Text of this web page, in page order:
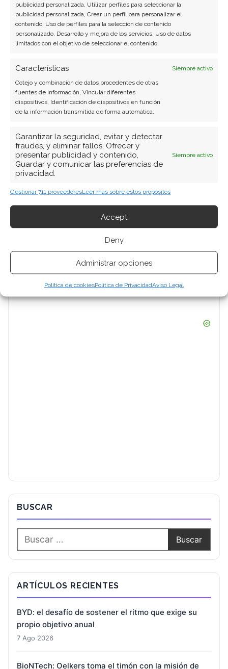
publicidad personalizada, Utilizar perfiles para seleccionar la
publicidad personalizada, Crear un perfil para personalizar el
contenido, Uso de perfiles para la selección de contenido
personalizado, Desarrollo y mejora de los servicios, Uso de datos
limitados con el objetivo de seleccionar el contenido.
Características
Siempre activo
Cotejo y combinación de datos procedentes de otras
fuentes de información, Vincular diferentes
dispositivos, Identificación de dispositivos en función
de la información transmitida de forma automática.
Garantizar la seguridad, evitar y detectar
fraudes, y eliminar fallos, Ofrecer y
presentar publicidad y contenido,
Guardar y comunicar las preferencias de
privacidad.
Siempre activo
Gestionar 711 proveedoresLeer más sobre estos propósitos
Accept
Deny
Administrar opciones
Política de cookiesPolítica de PrivacidadAviso Legal
SOBRE EL AUTOR
Periodista especializada en tecnología y
transformación digital con más de 8 años de
experiencia. Experta en inteligencia artificial,
ciberseguridad y startups tecnológicas.
BUSCAR
ARTÍCULOS RECIENTES
BYD: el desafío de sostener el ritmo que exige su
propio objetivo anual
7 Ago 2026
BioNTech: Oelkers toma el timón con la misión de